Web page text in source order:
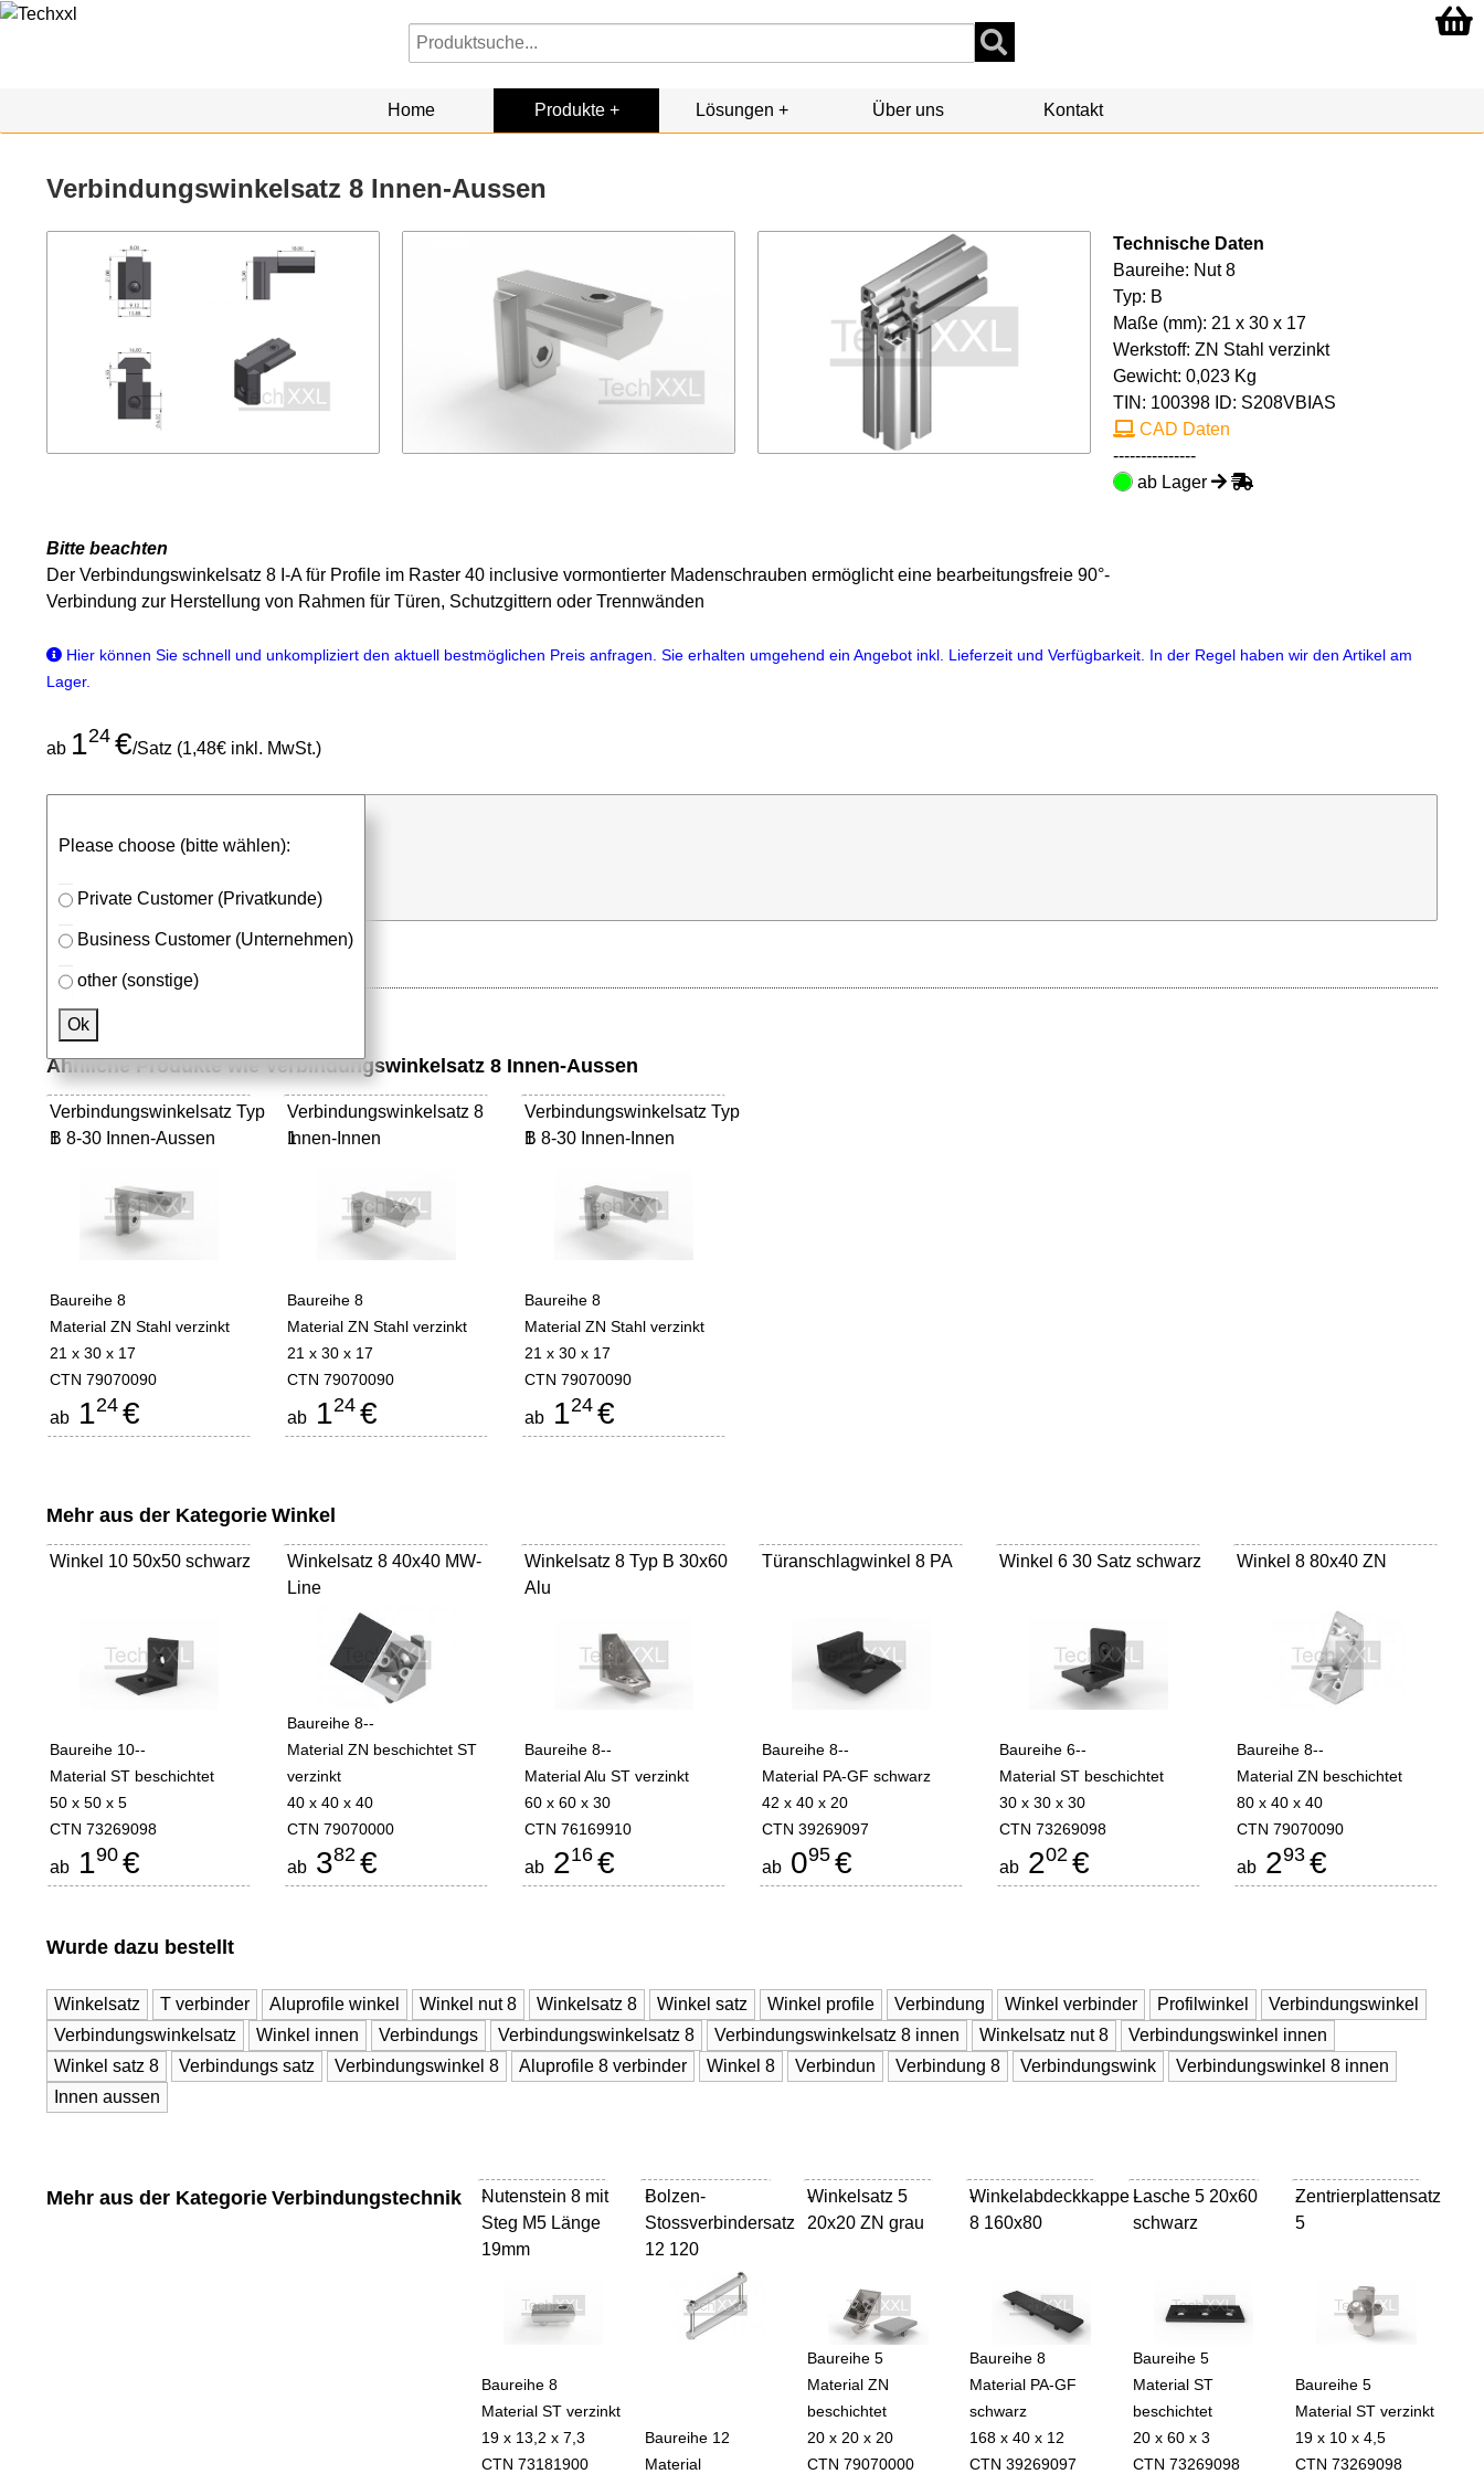
Home Produkte Lösungen Über uns Kontakt
Verbindungswinkelsatz 8 Innen-Aussen
Technische Daten
Baureihe: Nut 8
Typ: B
Maße (mm): 21 x 30 x 17
Werkstoff: ZN Stahl verzinkt
Gewicht: 0,023 Kg
TIN: 100398 ID: S208VBIAS
CAD Daten
---------------
ab Lager
Bitte beachten
Der Verbindungswinkelsatz 8 I-A für Profile im Raster 40 inclusive vormontierter Madenschrauben ermöglicht eine bearbeitungsfreie 90°-
Verbindung zur Herstellung von Rahmen für Türen, Schutzgittern oder Trennwänden
Hier können Sie schnell und unkompliziert den aktuell bestmöglichen Preis anfragen. Sie erhalten umgehend ein Angebot inkl. Lieferzeit und Verfügbarkeit. In der Regel haben wir den Artikel am
Lager.
ab 124 €/Satz (1,48€ inkl. MwSt.)
Please choose (bitte wählen):
Private Customer (Privatkunde)
Business Customer (Unternehmen)
other (sonstige)
Ok
⮮
Satz in Anfrageliste
Ähnliche Produkte wie Verbindungswinkelsatz 8 Innen-Aussen
Verbindungswinkelsatz Typ
B 8-30 Innen-Aussen
1
Baureihe 8
Material ZN Stahl verzinkt
21 x 30 x 17
CTN 79070090
ab 124 €
Verbindungswinkelsatz 8
Innen-Innen
1
Baureihe 8
Material ZN Stahl verzinkt
21 x 30 x 17
CTN 79070090
ab 124 €
Verbindungswinkelsatz Typ
B 8-30 Innen-Innen
1
Baureihe 8
Material ZN Stahl verzinkt
21 x 30 x 17
CTN 79070090
ab 124 €
Mehr aus der Kategorie Winkel
Winkel 10 50x50 schwarz
Baureihe 10--
Material ST beschichtet
50 x 50 x 5
CTN 73269098
ab 190 €
Winkelsatz 8 40x40 MW-
Line
Baureihe 8--
Material ZN beschichtet ST
verzinkt
40 x 40 x 40
CTN 79070000
ab 382 €
Winkelsatz 8 Typ B 30x60
Alu
Baureihe 8--
Material Alu ST verzinkt
60 x 60 x 30
CTN 76169910
ab 216 €
Türanschlagwinkel 8 PA
Baureihe 8--
Material PA-GF schwarz
42 x 40 x 20
CTN 39269097
ab 095 €
Winkel 6 30 Satz schwarz
Baureihe 6--
Material ST beschichtet
30 x 30 x 30
CTN 73269098
ab 202 €
Winkel 8 80x40 ZN
Baureihe 8--
Material ZN beschichtet
80 x 40 x 40
CTN 79070090
ab 293 €
Wurde dazu bestellt
Winkelsatz T verbinder Aluprofile winkel Winkel nut 8 Winkelsatz 8 Winkel satz Winkel profile Verbindung Winkel verbinder Profilwinkel
Verbindungswinkel
Verbindungswinkelsatz
Winkel innen Verbindungs Verbindungswinkelsatz 8 Verbindungswinkelsatz 8 innen Winkelsatz nut 8
Verbindungswinkel innen
Winkel satz 8
Verbindungs satz Verbindungswinkel 8 Aluprofile 8 verbinder Winkel 8 Verbindun Verbindung 8 Verbindungswink
Verbindungswinkel 8 innen
Innen aussen
Mehr aus der Kategorie Verbindungstechnik
Nutenstein 8 mit
Steg M5 Länge
19mm
-
Baureihe 8
Material ST verzinkt
19 x 13,2 x 7,3
CTN 73181900
Bolzen-
Stossverbindersatz
12 120
-
Baureihe 12
Material
Winkelsatz 5
20x20 ZN grau
-
Baureihe 5
Material ZN
beschichtet
20 x 20 x 20
CTN 79070000
Winkelabdeckkappe
8 160x80
-
Baureihe 8
Material PA-GF
schwarz
168 x 40 x 12
CTN 39269097
Lasche 5 20x60
schwarz
-
Baureihe 5
Material ST
beschichtet
20 x 60 x 3
CTN 73269098
Zentrierplattensatz
5
-
Baureihe 5
Material ST verzinkt
19 x 10 x 4,5
CTN 73269098